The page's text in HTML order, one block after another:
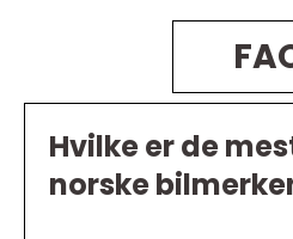
Hvilke er de
norske